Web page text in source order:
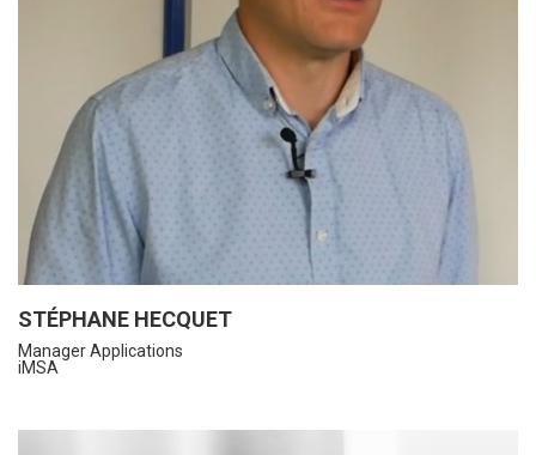
STÉPHANE HECQUET
Manager Applications
iMSA